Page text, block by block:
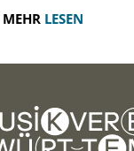
MEHR LESEN